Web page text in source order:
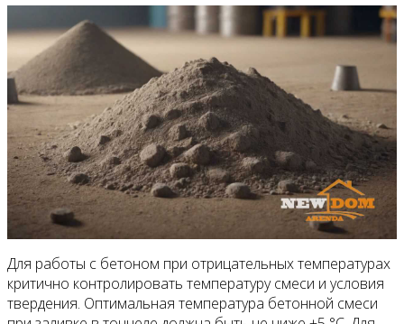
Для работы с бетоном при отрицательных температурах
критично контролировать температуру смеси и условия
твердения. Оптимальная температура бетонной смеси